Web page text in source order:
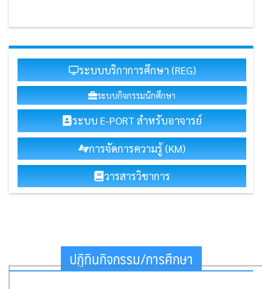
ระบบบริกาการศึกษา (REG)
ระบบกิจกรรมนักศึกษา
ระบบ E-PORT สำหรับอาจารย์
การจัดการความรู้ (KM)
วารสารวิชาการ
ปฏิทินกิจกรรม/การศึกษา